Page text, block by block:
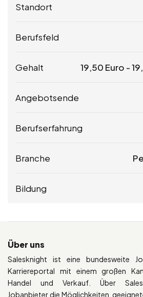
Standort
Berufsfeld
Gehalt 19,50 Euro -
Angebotsende
Berufserfahrung
Branche
Bildung
Über uns
Salesknight ist eine bundesweite
Karriereportal mit einem großen
Handel und Verkauf. Über
Jobanbieter die Möglichkeiten,